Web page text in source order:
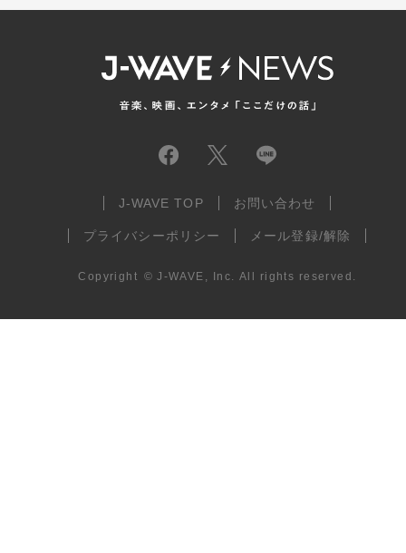
J-WAVE TOP お問い合わせ
プライバシーポリシー メール登録/解除
Copyright © J-WAVE, Inc. All rights reserved.